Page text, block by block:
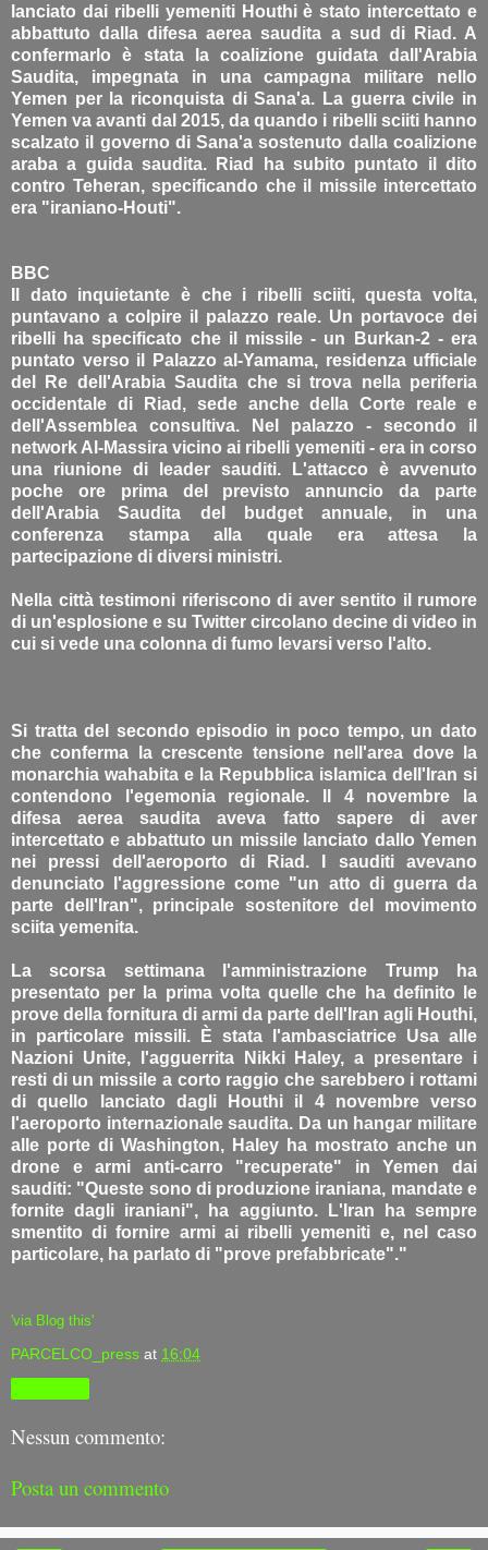
lanciato dai ribelli yemeniti Houthi è stato intercettato e
abbattuto dalla difesa aerea saudita a sud di Riad. A
confermarlo è stata la coalizione guidata dall'Arabia
Saudita, impegnata in una campagna militare nello
Yemen per la riconquista di Sana'a. La guerra civile in
Yemen va avanti dal 2015, da quando i ribelli sciiti hanno
scalzato il governo di Sana'a sostenuto dalla coalizione
araba a guida saudita. Riad ha subito puntato il dito
contro Teheran, specificando che il missile intercettato
era "iraniano-Houti".
BBC
Il dato inquietante è che i ribelli sciiti, questa volta,
puntavano a colpire il palazzo reale. Un portavoce dei
ribelli ha specificato che il missile - un Burkan-2 - era
puntato verso il Palazzo al-Yamama, residenza ufficiale
del Re dell'Arabia Saudita che si trova nella periferia
occidentale di Riad, sede anche della Corte reale e
dell'Assemblea consultiva. Nel palazzo - secondo il
network Al-Massira vicino ai ribelli yemeniti - era in corso
una riunione di leader sauditi. L'attacco è avvenuto
poche ore prima del previsto annuncio da parte
dell'Arabia Saudita del budget annuale, in una
conferenza stampa alla quale era attesa la
partecipazione di diversi ministri.
Nella città testimoni riferiscono di aver sentito il rumore
di un'esplosione e su Twitter circolano decine di video in
cui si vede una colonna di fumo levarsi verso l'alto.
Si tratta del secondo episodio in poco tempo, un dato
che conferma la crescente tensione nell'area dove la
monarchia wahabita e la Repubblica islamica dell'Iran si
contendono l'egemonia regionale. Il 4 novembre la
difesa aerea saudita aveva fatto sapere di aver
intercettato e abbattuto un missile lanciato dallo Yemen
nei pressi dell'aeroporto di Riad. I sauditi avevano
denunciato l'aggressione come "un atto di guerra da
parte dell'Iran", principale sostenitore del movimento
sciita yemenita.
La scorsa settimana l'amministrazione Trump ha
presentato per la prima volta quelle che ha definito le
prove della fornitura di armi da parte dell'Iran agli Houthi,
in particolare missili. È stata l'ambasciatrice Usa alle
Nazioni Unite, l'agguerrita Nikki Haley, a presentare i
resti di un missile a corto raggio che sarebbero i rottami
di quello lanciato dagli Houthi il 4 novembre verso
l'aeroporto internazionale saudita. Da un hangar militare
alle porte di Washington, Haley ha mostrato anche un
drone e armi anti-carro "recuperate" in Yemen dai
sauditi: "Queste sono di produzione iraniana, mandate e
fornite dagli iraniani", ha aggiunto. L'Iran ha sempre
smentito di fornire armi ai ribelli yemeniti e, nel caso
particolare, ha parlato di "prove prefabbricate"."
'via Blog this'
PARCELCO_press at 16:04
Nessun commento:
Posta un commento